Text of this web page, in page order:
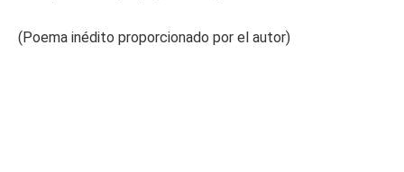
(Poema inédito proporcionado por el autor)